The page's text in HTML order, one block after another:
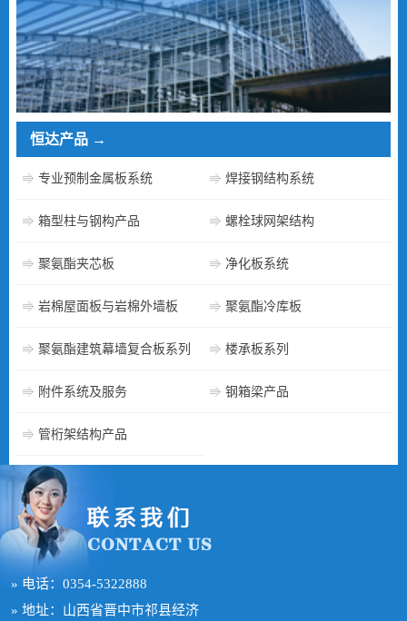
恒达产品 →
专业预制金属板系统 焊接钢结构系统
箱型柱与钢构产品 螺栓球网架结构
聚氨酯夹芯板 净化板系统
岩棉屋面板与岩棉外墙板 聚氨酯冷库板
聚氨酯建筑幕墙复合板系列 楼承板系列
附件系统及服务 钢箱梁产品
管桁架结构产品
» 电话：0354-5322888
» 地址：山西省晋中市祁县经济